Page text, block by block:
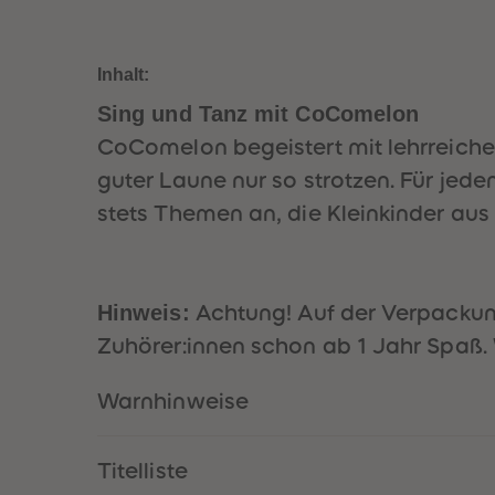
Inhalt:
Sing und Tanz mit CoComelon
CoComelon begeistert mit
guter Laune nur so strotzen. Für
stets Themen an, die Kleinkinder
Hinweis: Achtung! Auf der
Zuhörer:innen schon ab 1 Jahr
Warnhinweise
Titelliste